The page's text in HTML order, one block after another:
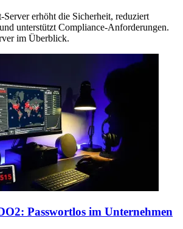
Server erhöht die Sicherheit, reduziert
unterstützt Compliance-Anforderungen.
im Überblick.
Passwortlos im Unternehmen